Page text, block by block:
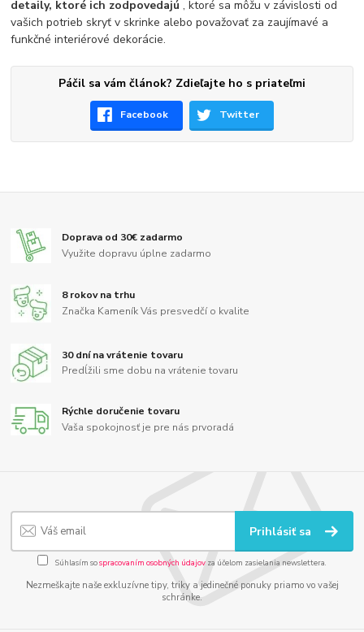
detaily, ktoré ich zodpovedajú, ktoré sa môžu v závislosti od
vašich potrieb skryť v skrinke alebo považovať za zaujímavé a
funkčné interiérové dekorácie.
Páčil sa vám článok? Zdieľajte ho s priateľmi
Facebook Twitter
Doprava od 30€ zadarmo
Využite dopravu úplne zadarmo
8 rokov na trhu
Značka Kameník Vás presvedčí o kvalite
30 dní na vrátenie tovaru
Predĺžili sme dobu na vrátenie tovaru
Rýchle doručenie tovaru
Vaša spokojnosť je pre nás prvoradá
Prihlásiť sa
Súhlasím sospracovaním osobných údajov za účelom zasielania newslettera.
Nezmeškajte naše exkluzívne tipy, triky a jedinečné ponuky priamo vo vašej
schránke.